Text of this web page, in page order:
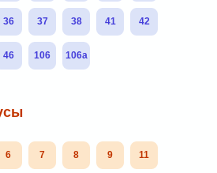
36 37 38 41 42
46 106 106а
6 7 8 9 11